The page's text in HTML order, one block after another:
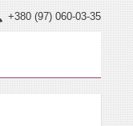
+380 (97) 060-03-35